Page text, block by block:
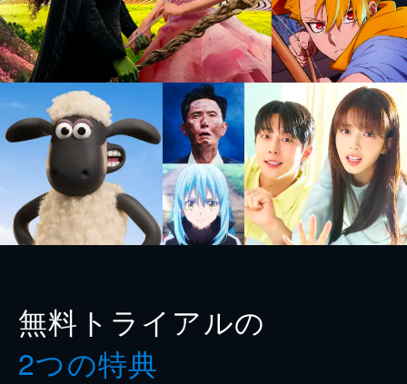
無料トライアルの
2つの特典